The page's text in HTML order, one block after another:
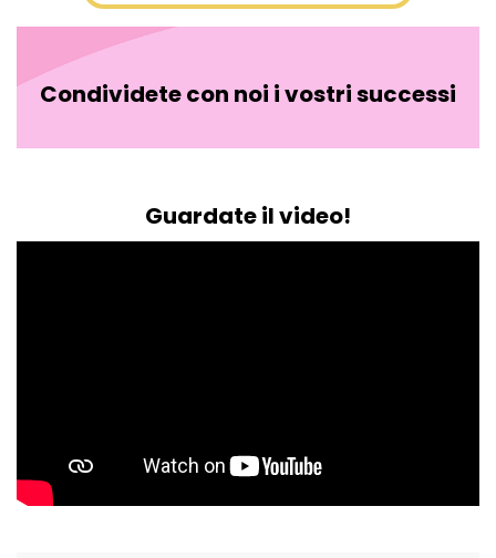
Condividete con noi i vostri successi
Guardate il video!